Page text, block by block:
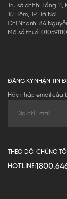
Trụ sở chính: Tầng
Từ Liêm, TP Hà Nội
Chi Nhánh: 84
Mã số thuế:
ĐĂNG KÝ NHẬN TIN
Hãy nhập email của
THEO DÕI CHÚNG TÔI
HOTLINE: